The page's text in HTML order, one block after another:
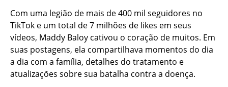
Com uma legião de mais de 400 mil seguidores no
TikTok e um total de 7 milhões de likes em seus
vídeos, Maddy Baloy cativou o coração de muitos. Em
suas postagens, ela compartilhava momentos do dia
a dia com a família, detalhes do tratamento e
atualizações sobre sua batalha contra a doença.